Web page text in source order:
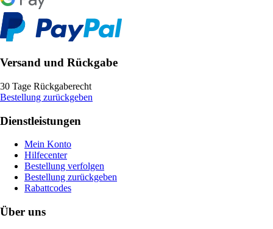
Versand und Rückgabe
30 Tage Rückgaberecht
Bestellung zurückgeben
Dienstleistungen
Mein Konto
Hilfecenter
Bestellung verfolgen
Bestellung zurückgeben
Rabattcodes
Über uns